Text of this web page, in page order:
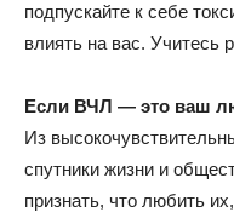
подпускайте к себе
влиять на вас. Учитесь
Если ВЧЛ — это ваш
Из
спутники жизни и
признать, что любить